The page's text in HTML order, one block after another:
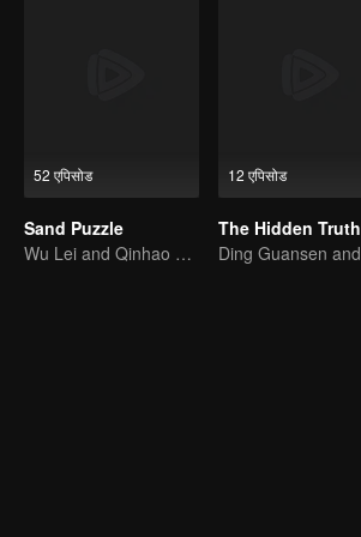
52 एपिसोड
Sand Puzzle
Wu Lei and Qinhao opens their adventure tour.
12 एपिसोड
The Hidden Truth